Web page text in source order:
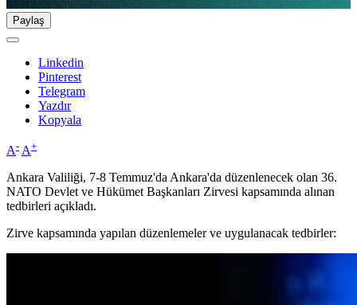
Paylaş
Linkedin
Pinterest
Telegram
Yazdır
Kopyala
A- A+
Ankara Valiliği, 7-8 Temmuz'da Ankara'da düzenlenecek olan 36.
NATO Devlet ve Hükümet Başkanları Zirvesi kapsamında alınan
tedbirleri açıkladı.
Zirve kapsamında yapılan düzenlemeler ve uygulanacak tedbirler: